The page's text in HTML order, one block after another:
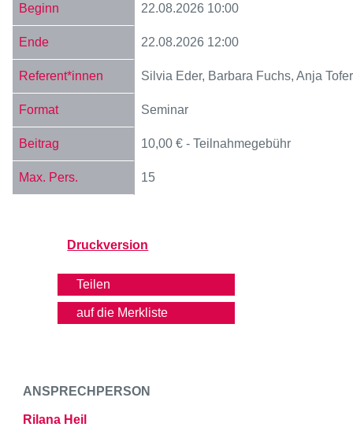
22.08.2026 10:00
22.08.2026 12:00
Silvia Eder, Barbara Fuchs, Anja
Seminar
10,00 € - Teilnahmegebühr
15
Druckversion
Teilen
ANSPRECHPERSON
Rilana Heil